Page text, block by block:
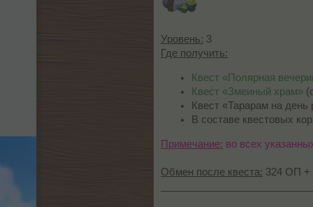
Уровень: 3
Где получить:
Квест «Полярная
Квест «Змеиный храм»
Квест «Тарарам на
В составе квестовых
Примечание: во всех
Обмен после квеста: 324 ОП +